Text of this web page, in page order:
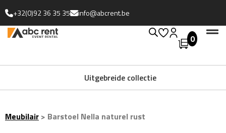
+32(0)92 36 35 35 info@abcrent.be
0
Uitgebreide collectie
Meubilair > Barstoel Nella naturel rust